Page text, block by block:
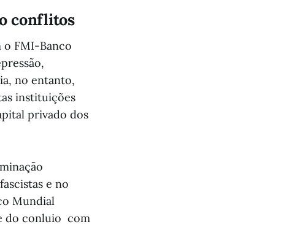
conflitos
o FMI-Banco
no entanto,
instituições
privado dos
e no
Mundial
do conluio com